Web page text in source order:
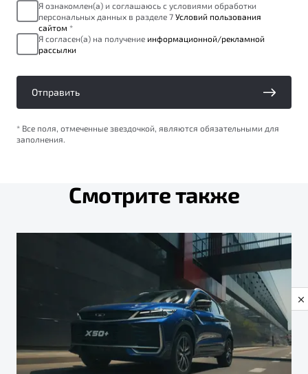
Я ознакомлен(а) и соглашаюсь с условиями обработки
персональных данных в разделе 7 Условий пользования
сайтом *
Я согласен(а) на получение информационной/рекламной
рассылки
Отправить
* Все поля, отмеченные звездочкой, являются обязательными для
заполнения.
Смотрите также
Privacy notice